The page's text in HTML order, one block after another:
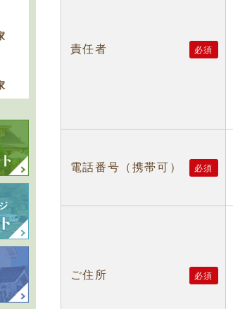
責任者 必須
電話番号（携帯可）
必須
ご住所 必須